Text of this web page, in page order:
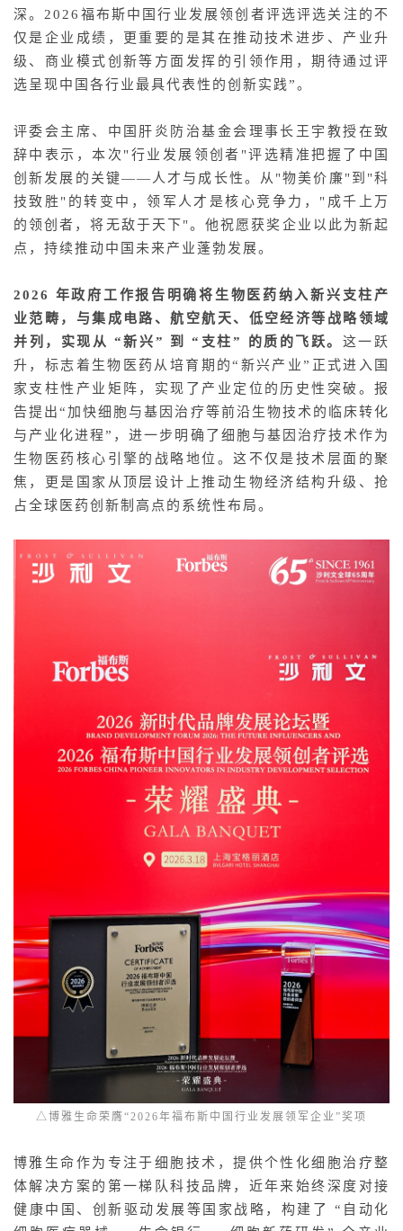
深。2026福布斯中国行业发展领创者评选评选关注的不
仅是企业成绩，更重要的是其在推动技术进步、产业升
级、商业模式创新等方面发挥的引领作用，期待通过评
选呈现中国各行业最具代表性的创新实践”。
评委会主席、中国肝炎防治基金会理事长王宇教授在致
辞中表示，本次"行业发展领创者"评选精准把握了中国
创新发展的关键——人才与成长性。从"物美价廉"到"科
技致胜"的转变中，领军人才是核心竞争力，"成千上万
的领创者，将无敌于天下"。他祝愿获奖企业以此为新起
点，持续推动中国未来产业蓬勃发展。
2026 年政府工作报告明确将生物医药纳入新兴支柱产
业范畴，与集成电路、航空航天、低空经济等战略领域
并列，实现从 “新兴” 到 “支柱” 的质的飞跃。 这一跃
升，标志着生物医药从培育期的“新兴产业”正式进入国
家支柱性产业矩阵，实现了产业定位的历史性突破。报
告提出“加快细胞与基因治疗等前沿生物技术的临床转化
与产业化进程”，进一步明确了细胞与基因治疗技术作为
生物医药核心引擎的战略地位。这不仅是技术层面的聚
焦，更是国家从顶层设计上推动生物经济结构升级、抢
占全球医药创新制高点的系统性布局。
△博雅生命荣膺“2026年福布斯中国行业发展领军企业”奖项
博雅生命作为专注于细胞技术，提供个性化细胞治疗整
体解决方案的第一梯队科技品牌，近年来始终深度对接
健康中国、创新驱动发展等国家战略，构建了 “自动化